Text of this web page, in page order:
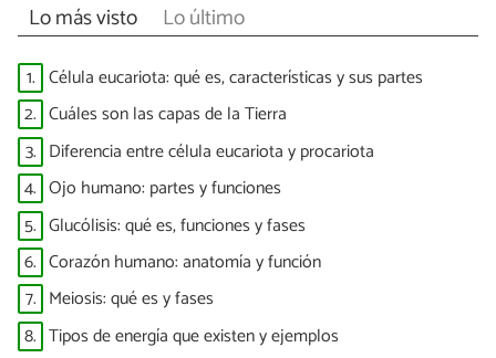
Lo más visto Lo último
1. Célula eucariota: qué es, características y sus partes
2. Cuáles son las capas de la Tierra
3. Diferencia entre célula eucariota y procariota
4. Ojo humano: partes y funciones
5. Glucólisis: qué es, funciones y fases
6. Corazón humano: anatomía y función
7. Meiosis: qué es y fases
8. Tipos de energía que existen y ejemplos